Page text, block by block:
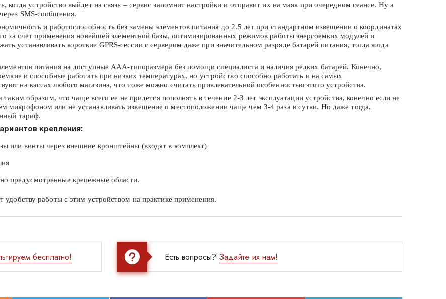
когда устройство выйдет на связь – сервис запомнит настройки и отправит их на маяк при очередном сеансе. Ну а
SMS-сообщения.
и работоспособность без замены элементов питания до 2.5 лет при стандартном извещении о координатах
за счет применения новейшей элементной базы, оптимизированных режимов работы энергоемких модулей и
устанавливать короткие GPRS-сессии с сервером даже при значительном разряде батарей питания, тогда когда
питания на доступные AAA-типоразмера без помощи специалиста и наличия редких батарей. Конечно,
и способные работать при низких температурах, но устройство способно работать и на самых
на кассах любого магазина, что тоже можно считать привлекательной особенностью этого устройства.
образом, что чаще всего ее не придется пополнять в течение 2-3 лет эксплуатации устройства, конечно если не
микрофоном или не устанавливать извещение о местоположении чаще чем 3-4 раза в сутки. Но даже тогда,
тариф.
крепления:
или винты через внешние кронштейны (входят в комплект)
предусмотренные крепежные области.
удобству работы с этим устройством на практике применения.
бесплатно! Есть вопросы? Задайте их нам!